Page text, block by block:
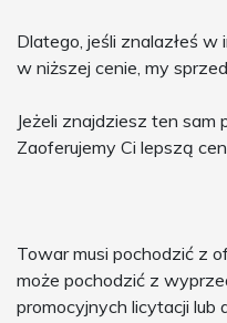
Dlatego, jeśli znalazłeś
w niższej cenie, my
Jeżeli znajdziesz ten sam
Zaoferujemy Ci lepszą
Towar musi pochodzić z
może pochodzić z
promocyjnych licytacji lub